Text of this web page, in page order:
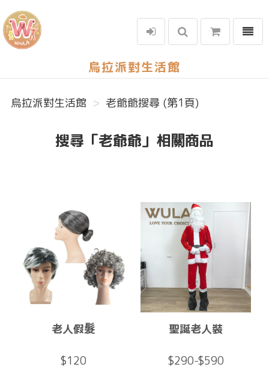
烏拉派對生活館
選單
烏拉派對生活館 老爺爺搜尋 (第1頁)
搜尋「老爺爺」相關商品
老人假髮
$120
聖誕老人裝
$290-$590